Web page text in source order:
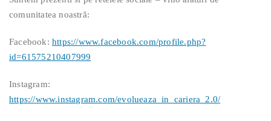
comunitatea noastră:
Facebook: https://www.facebook.com/profile.php?
id=61575210407999
Instagram:
https://www.instagram.com/evolueaza_in_cariera_2.0/